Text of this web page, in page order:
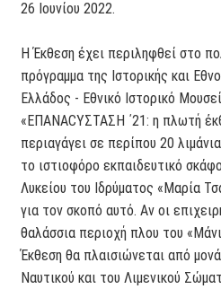
26 Ιουνίου 2022.
Η Έκθεση έχει περιληφθεί στο
πρόγραμμα της Ιστορικής και
Ελλάδος - Εθνικό Ιστορικό
«EΠANACΥΣΤΑΣΗ ΄21: η πλωτή
περιαγάγει σε περίπου 20
το ιστιοφόρο εκπαιδευτικό
Λυκείου του Ιδρύματος «Μαρία
για τον σκοπό αυτό. Αν οι
θαλάσσια περιοχή πλου του
Έκθεση θα πλαισιώνεται από
Ναυτικού και του Λιμενικού